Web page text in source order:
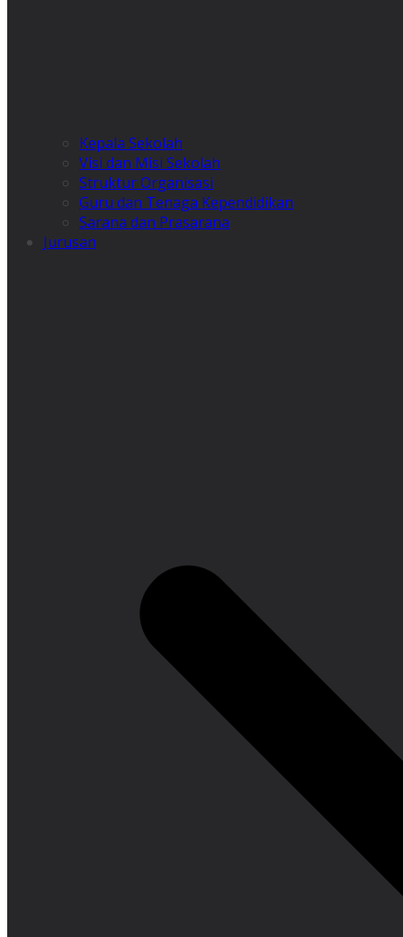
Kepala Sekolah
Visi dan Misi Sekolah
Struktur Organisasi
Guru dan Tenaga Kependidikan
Sarana dan Prasarana
Jurusan